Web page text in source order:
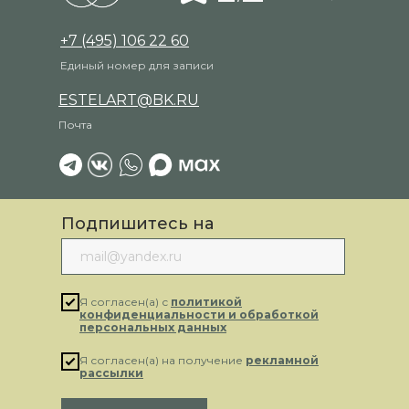
+7 (495) 106 22 60
Единый номер для записи
ESTELART@BK.RU
Почта
Подпишитесь на
рассылку
Я согласен(а) с политикой
конфиденциальности и обработкой
персональных данных
Я согласен(а) на получение рекламной
рассылки